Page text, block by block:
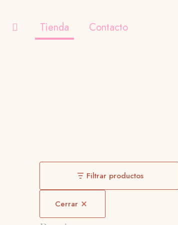
Tienda Contacto
Filtrar productos
Cerrar